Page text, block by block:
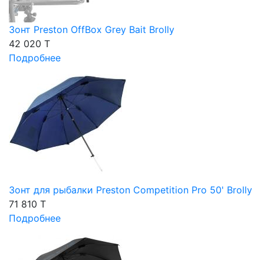
Зонт Preston OffBox Grey Bait Brolly
42 020 T
Подробнее
Зонт для рыбалки Preston Competition Pro 50' Brolly
71 810 T
Подробнее